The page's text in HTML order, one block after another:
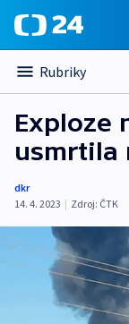
Rubriky
Exploze
usmrtila
dkr
14. 4. 2023 | Zdroj: ČTK